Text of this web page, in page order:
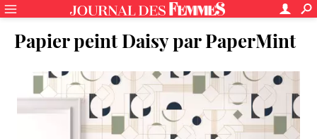
Papier peint Daisy par PaperMint